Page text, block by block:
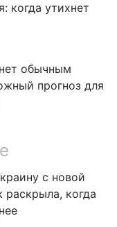
когда утихнет
обычным
прогноз для
с новой
раскрыла, когда